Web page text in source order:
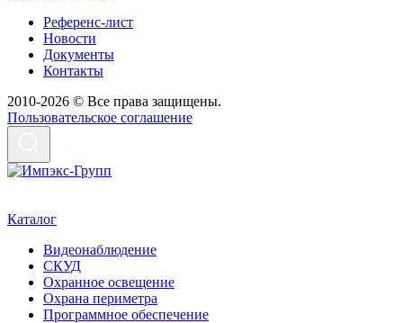
Референс-лист
Новости
Документы
Контакты
2010-2026 © Все права защищены.
Пользовательское соглашение
Каталог
Видеонаблюдение
СКУД
Охранное освещение
Охрана периметра
Программное обеспечение